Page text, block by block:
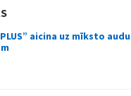
PLUS” aicina uz mīksto audu